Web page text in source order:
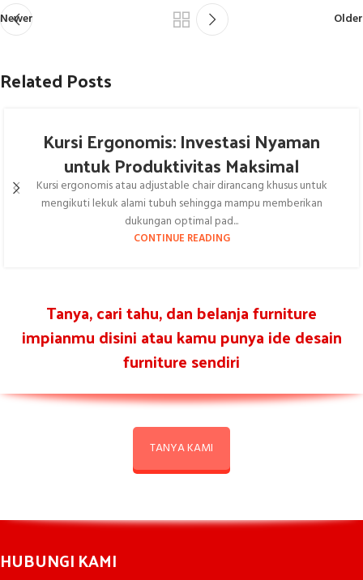
Newer Older
Related Posts
Kursi Ergonomis: Investasi Nyaman
untuk Produktivitas Maksimal
Kursi ergonomis atau adjustable chair dirancang khusus untuk
mengikuti lekuk alami tubuh sehingga mampu memberikan
dukungan optimal pad...
CONTINUE READING
Tanya, cari tahu, dan belanja furniture
impianmu disini atau kamu punya ide desain
furniture sendiri
TANYA KAMI
HUBUNGI KAMI